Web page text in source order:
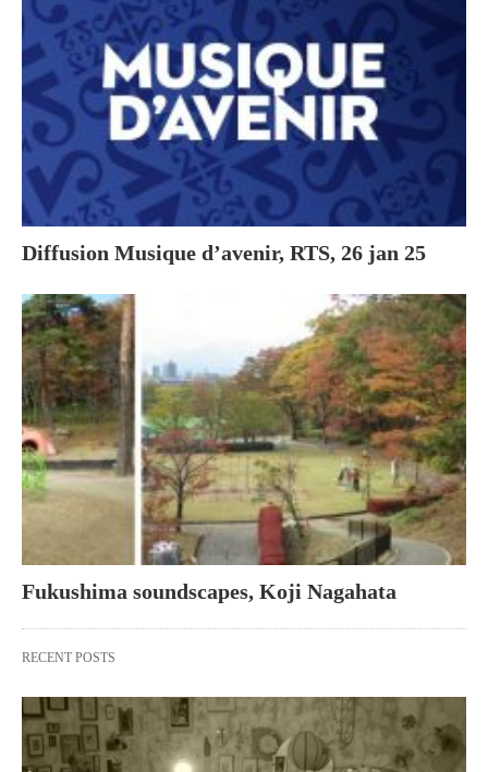
Diffusion Musique d’avenir, RTS, 26 jan 25
Fukushima soundscapes, Koji Nagahata
RECENT POSTS